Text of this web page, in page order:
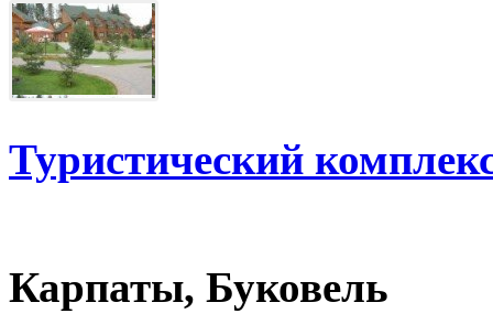
Туристический
Карпаты, Буковель